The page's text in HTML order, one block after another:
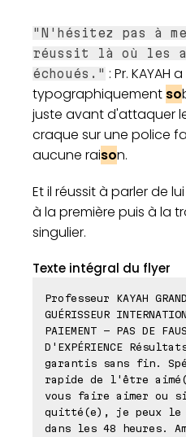
"N'hésitez pas à
réussit là où les
échoués." : Pr. KAYAH
typographiquement so
juste avant d'attaquer
craque sur une police
aucune raison.
Et il réussit à parler de
à la première puis à la
singulier.
Texte intégral du flyer
Professeur KAYAH GRAND
GUÉRISSEUR
PAIEMENT - PAS DE
D'EXPÉRIENCE
garantis sans fin.
rapide de l'être
vous faire aimer ou
quitté(e), je peux
dans les 48 heures.